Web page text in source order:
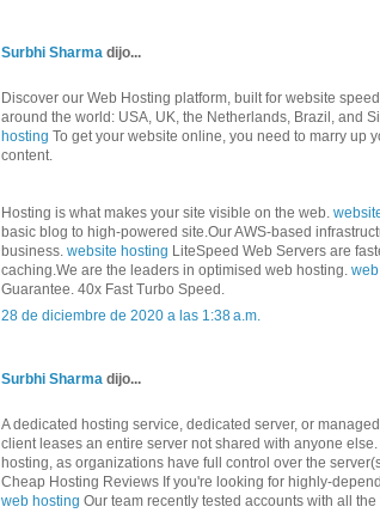
Surbhi Sharma dijo...
Discover our Web Hosting platform, built for website
around the world: USA, UK, the Netherlands, Brazil, and
hosting To get your website online, you need to marry up
content.
Hosting is what makes your site visible on the web.
basic blog to high-powered site.Our AWS-based
business. website hosting LiteSpeed Web Servers are
caching.We are the leaders in optimised web hosting.
Guarantee. 40x Fast Turbo Speed.
28 de diciembre de 2020 a las 1:38 a.m.
Surbhi Sharma dijo...
A dedicated hosting service, dedicated server, or
client leases an entire server not shared with anyone else.
hosting, as organizations have full control over the
Cheap Hosting Reviews If you're looking for highly-
web hosting Our team recently tested accounts with all